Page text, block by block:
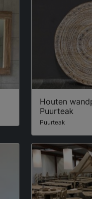
Houten
Puurteak
Puurteak